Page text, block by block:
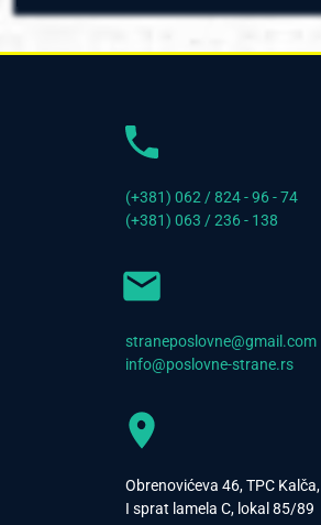
(+381) 062 / 824 - 96 - 74
(+381) 063 / 236 - 138
straneposlovne@gmail.com
info@poslovne-strane.rs
Obrenovićeva 46, TPC Kalča,
I sprat lamela C, lokal 85/89